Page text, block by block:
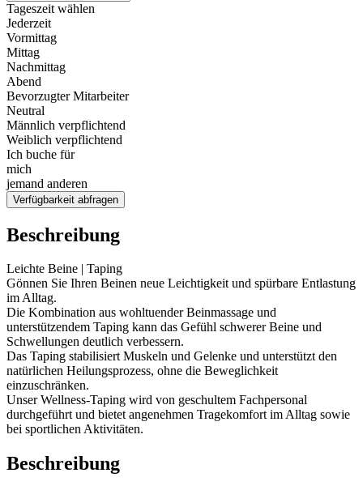
Tageszeit wählen
Jederzeit
Vormittag
Mittag
Nachmittag
Abend
Bevorzugter Mitarbeiter
Neutral
Männlich verpflichtend
Weiblich verpflichtend
Ich buche für
mich
jemand anderen
Verfügbarkeit abfragen
Beschreibung
Leichte Beine | Taping
Gönnen Sie Ihren Beinen neue Leichtigkeit und spürbare Entlastung
im Alltag.
Die Kombination aus wohltuender Beinmassage und
unterstützendem Taping kann das Gefühl schwerer Beine und
Schwellungen deutlich verbessern.
Das Taping stabilisiert Muskeln und Gelenke und unterstützt den
natürlichen Heilungsprozess, ohne die Beweglichkeit
einzuschränken.
Unser Wellness-Taping wird von geschultem Fachpersonal
durchgeführt und bietet angenehmen Tragekomfort im Alltag sowie
bei sportlichen Aktivitäten.
Beschreibung